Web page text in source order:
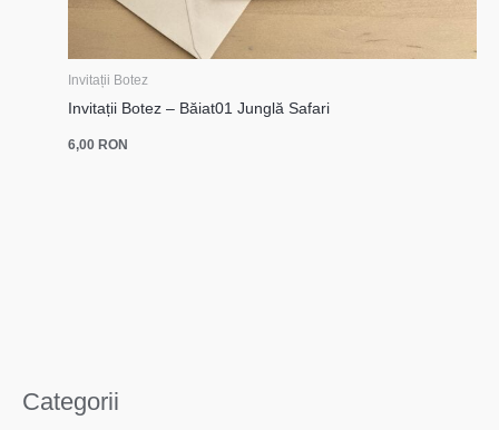
Categorii
Invitații Botez
Invitații Botez – Băiat01 Junglă Safari
6,00RON